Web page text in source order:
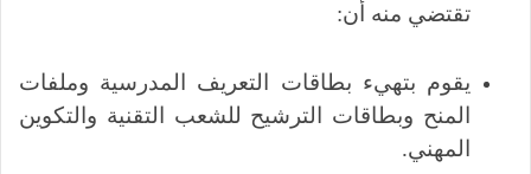
تقتضي منه أن:
يقوم بتهيء بطاقات التعريف المدرسية وملفات
المنح وبطاقات الترشيح للشعب التقنية والتكوين
المهني.